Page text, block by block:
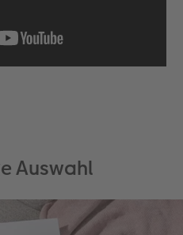
Auswahl